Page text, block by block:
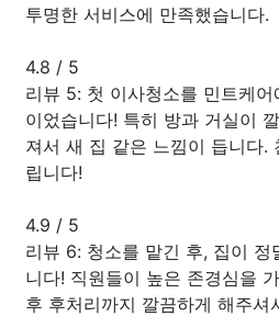
투명한 서비스에 만족했습니다.
4.8 / 5
리뷰 5: 첫 이사청소를 민트케
이었습니다! 특히 방과 거실이
져서 새 집 같은 느낌이 듭니다.
립니다!
4.9 / 5
리뷰 6: 청소를 맡긴 후, 집이 정
니다! 직원들이 높은 존경심을
후 후처리까지 깔끔하게 해주셔